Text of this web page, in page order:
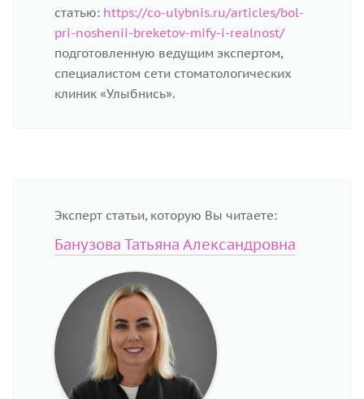
статью: https://co-ulybnis.ru/articles/bol-
pri-noshenii-breketov-mify-i-realnost/
подготовленную ведущим экспертом,
специалистом сети стоматологических
клиник «Улыбнись».
Эксперт статьи, которую Вы читаете:
Банузова Татьяна Александровна